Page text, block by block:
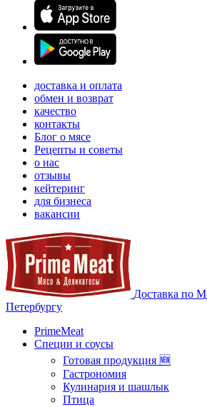
доставка и оплата
обмен и возврат
качество
контакты
Блог о мясе
Рецепты и советы
о нас
отзывы
кейтеринг
для бизнеса
вакансии
Доставка по
Петербургу
PrimeMeat
Специи и соусы
Готовая продукция 🆕
Гастрономия
Кулинария и шашлык
Птица